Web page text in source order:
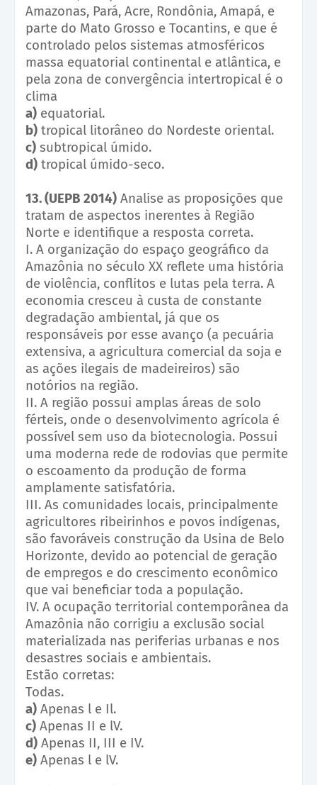
Amazonas, Pará, Acre, Rondônia, Amapá, e
parte do Mato Grosso e Tocantins, e que é
controlado pelos sistemas atmosféricos
massa equatorial continental e atlântica, e
pela zona de convergência intertropical é o
clima
a) equatorial.
b) tropical litorâneo do Nordeste oriental.
c) subtropical úmido.
d) tropical úmido-seco.
13. (UEPB 2014) Analise as proposições que
tratam de aspectos inerentes à Região
Norte e identifique a resposta correta.
I. A organização do espaço geográfico da
Amazônia no século XX reflete uma história
de violência, conflitos e lutas pela terra. A
economia cresceu à custa de constante
degradação ambiental, já que os
responsáveis por esse avanço (a pecuária
extensiva, a agricultura comercial da soja e
as ações ilegais de madeireiros) são
notórios na região.
II. A região possui amplas áreas de solo
férteis, onde o desenvolvimento agrícola é
possível sem uso da biotecnologia. Possui
uma moderna rede de rodovias que permite
o escoamento da produção de forma
amplamente satisfatória.
III. As comunidades locais, principalmente
agricultores ribeirinhos e povos indígenas,
são favoráveis construção da Usina de Belo
Horizonte, devido ao potencial de geração
de empregos e do crescimento econômico
que vai beneficiar toda a população.
IV. A ocupação territorial contemporânea da
Amazônia não corrigiu a exclusão social
materializada nas periferias urbanas e nos
desastres sociais e ambientais.
Estão corretas:
Todas.
a) Apenas l e Il.
c) Apenas II e lV.
d) Apenas II, III e IV.
e) Apenas l e lV.